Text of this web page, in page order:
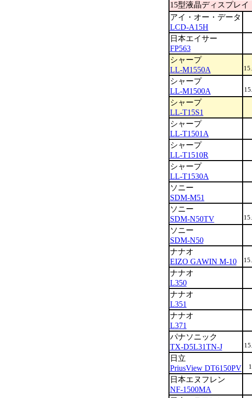
15型液晶ディスプレイ
アイ・オー・データ
LCD-A15H
日本エイサー
FP563
シャープ
LL-M1550A
シャープ
LL-M1500A
シャープ
LL-T15S1
シャープ
LL-T1501A
シャープ
LL-T1510R
シャープ
LL-T1530A
ソニー
SDM-M51
ソニー
SDM-N50TV
ソニー
SDM-N50
ナナオ
EIZO GAWIN M-10
ナナオ
L350
ナナオ
L351
ナナオ
L371
パナソニック
TX-D5L31TN-J
日立
PriusView DT6150PV
日本エヌフレン
NF-1500MA